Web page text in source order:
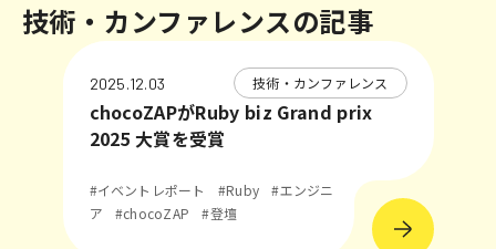
技術・カンファレンスの記事
2025.12.03 技術・カンファレンス
chocoZAPがRuby biz Grand prix
2025 大賞を受賞
#イベントレポート #Ruby
#エンジニ
ア
#chocoZAP #登壇